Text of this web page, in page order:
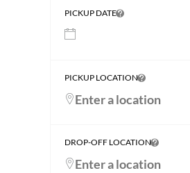
PICKUP DATE
PICKUP LOCATION
DROP-OFF LOCATION